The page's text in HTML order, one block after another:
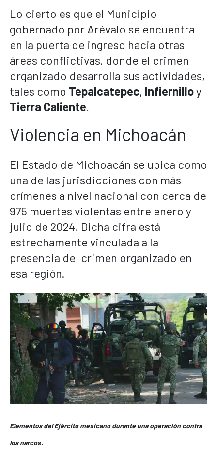
Lo cierto es que el Municipio
gobernado por Arévalo se encuentra
en la puerta de ingreso hacia otras
áreas conflictivas, donde el crimen
organizado desarrolla sus actividades,
tales como Tepalcatepec, Infiernilloy
Tierra Caliente
Violencia en Michoacán
El Estado de Michoacán se ubica como
una de las jurisdicciones con más
crímenes a nivel nacional con cerca de
975 muertes violentas entre enero y
julio de 2024. Dicha cifra está
estrechamente vinculada a la
presencia del crimen organizado en
esa región.
Elementos del Ejército mexicano durante una operación contra
los narcos.